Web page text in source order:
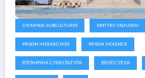
CRIMINAL SUBCULTURES DMYTRO YAGUNOV
PRISON HIERARCHIES PRISON VIOLENCE
В'ЯЗНИЧНА СУБКУЛЬТУРА ВЕНЕСУЕЛА